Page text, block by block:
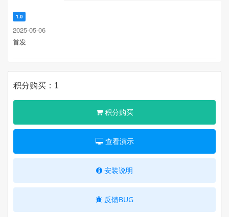
1.0
2025-05-06
首发
积分购买：1
积分购买
查看演示
安装说明
反馈BUG